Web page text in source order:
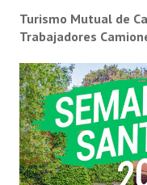
Odontología
Ortopedias
CONTACTO
TURISMO
Turismo Mutual de
Trabajadores